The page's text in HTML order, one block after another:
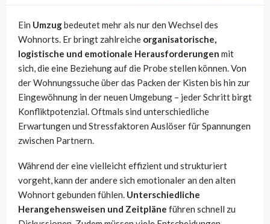
Ein Umzugbedeutet mehr als nur den Wechsel des
Wohnorts. Er bringt zahlreiche organisatorische,
logistische und emotionale Herausforderungen mit
sich, die eine Beziehung auf die Probe stellen können. Von
der Wohnungssuche über das Packen der Kisten bis hin zur
Eingewöhnung in der neuen Umgebung – jeder Schritt birgt
Konfliktpotenzial. Oftmals sind unterschiedliche
Erwartungen und Stressfaktoren Auslöser für Spannungen
zwischen Partnern.
Während der eine vielleicht effizient und strukturiert
vorgeht, kann der andere sich emotionaler an den alten
Wohnort gebunden fühlen. Unterschiedliche
Herangehensweisen und Zeitpläne führen schnell zu